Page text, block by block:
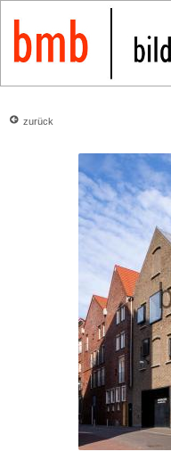
zurück